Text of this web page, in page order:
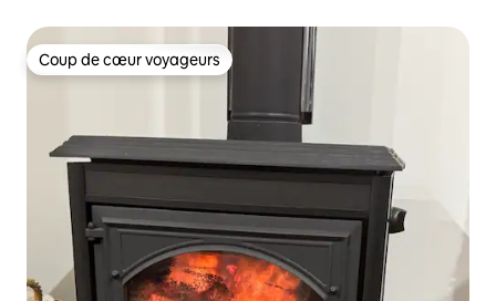
Coup de cœur voyageurs
Coup de cœur voyageurs